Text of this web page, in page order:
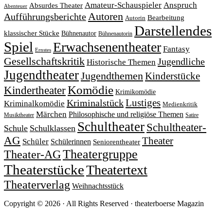
Abenteuer Absurdes Theater Amateur-Schauspieler Anspruch
AufführungsberichteAutoren Autorin Bearbeitung
klassischer Stücke Bühnenautor Bühnenautorin Darstellendes
Spiel Ernstes Erwachsenentheater Fantasy
Gesellschaftskritik Historische Themen Jugendliche
JugendtheaterJugendthemenKinderstücke
KindertheaterKomödie Krimikomödie
Kriminalkomödie KriminalstückLustiges Medienkritik
Musiktheater Märchen Philosophische und religiöse Themen Satire
Schule Schulklassen Schultheater Schultheater-
AG Schüler Schülerinnen Seniorentheater Theater
Theater-AGTheatergruppe
TheaterstückeTheatertext
Theaterverlag Weihnachtsstück
Copyright © 2026 · All Rights Reserved · theaterboerse Magazin